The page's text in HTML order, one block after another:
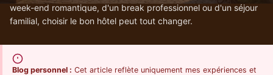
week-end romantique, d'un break professionnel ou d'un séjour
familial, choisir le bon hôtel peut tout changer.
Blog personnel : Cet article reflète uniquement mes expériences et